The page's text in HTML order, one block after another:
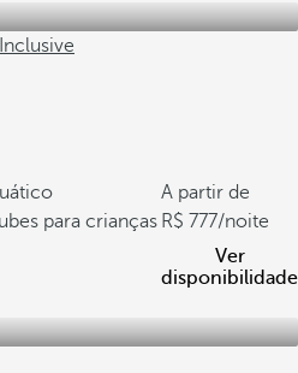
para crianças
A partir de
777/noite
Ver
disponibilidade